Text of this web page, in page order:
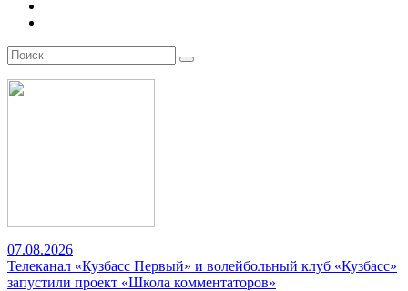
07.08.2026
Телеканал «Кузбасс Первый» и волейбольный клуб «Кузбасс»
запустили проект «Школа комментаторов»